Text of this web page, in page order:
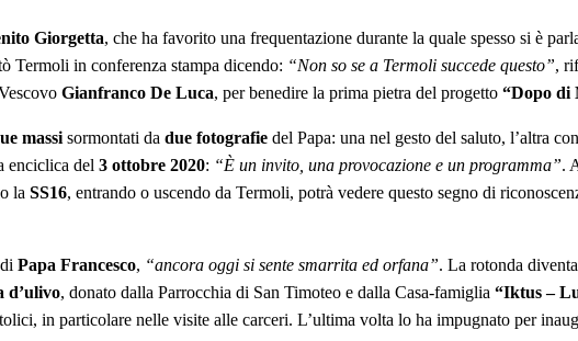
Giorgetta, che ha favorito una frequentazione durante la quale spesso si è
Termoli in conferenza stampa dicendo: “Non so se a Termoli succede questo”,
Gianfranco De Luca, per benedire la prima pietra del progetto “Dopo di
massi sormontati da due fotografie del Papa: una nel gesto del saluto, l’altra
enciclica del 3 ottobre 2020: “È un invito, una provocazione e un programma”.
la SS16, entrando o uscendo da Termoli, potrà vedere questo segno di
Papa Francesco, “ancora oggi si sente smarrita ed orfana”. La rotonda
d’ulivo, donato dalla Parrocchia di San Timoteo e dalla Casa-famiglia “Iktus –
in particolare nelle visite alle carceri. L’ultima volta lo ha impugnato per